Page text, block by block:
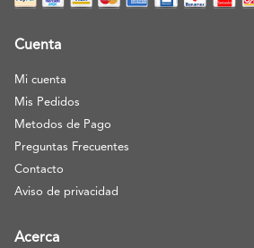
Cuenta
Mi cuenta
Mis Pedidos
Metodos de Pago
Preguntas Frecuentes
Contacto
Aviso de privacidad
Acerca